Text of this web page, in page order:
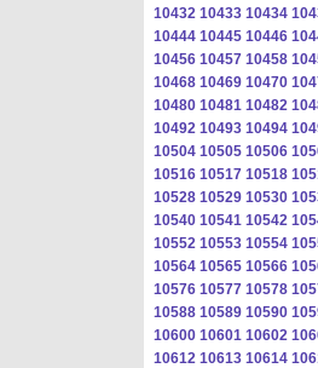
10432 10433 10434
10444 10445 10446
10456 10457 10458
10468 10469 10470
10480 10481 10482
10492 10493 10494
10504 10505 10506
10516 10517 10518
10528 10529 10530
10540 10541 10542
10552 10553 10554
10564 10565 10566
10576 10577 10578
10588 10589 10590
10600 10601 10602
10612 10613 10614